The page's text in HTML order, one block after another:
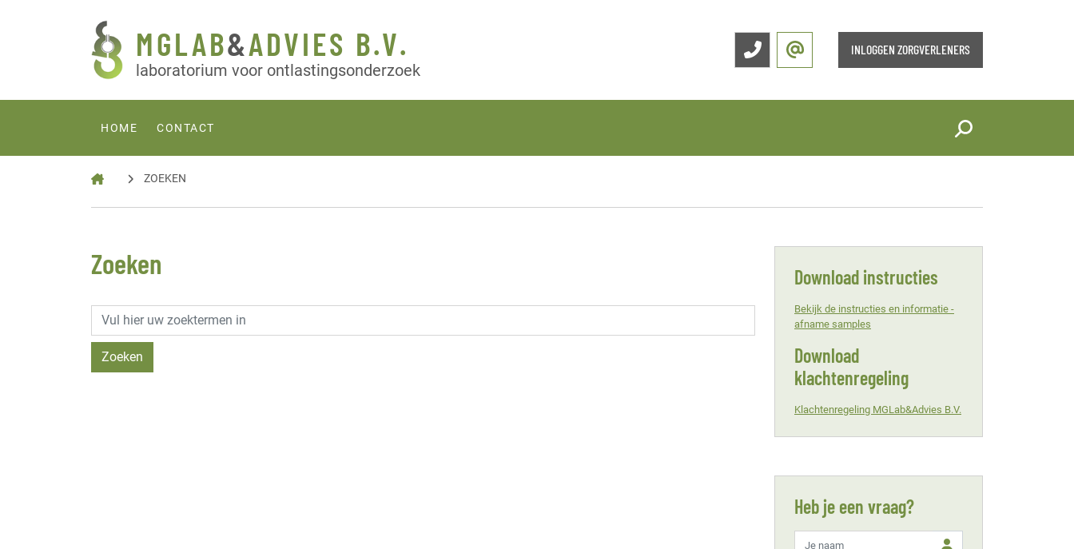
MGLAB&ADVIES B.V.
laboratorium voor ontlastingsonderzoek
INLOGGEN ZORGVERLENERS
HOME CONTACT
ZOEKEN
Zoeken Download instructies
Bekijk de instructies en informatie -
afname samples
Download
klachtenregeling
Klachtenregeling MGLab&Advies B.V.
Heb je een vraag?